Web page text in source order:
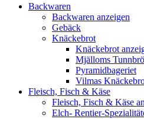
Backwaren
Backwaren anzeigen
Gebäck
Knäckebrot
Knäckebrot
Mjälloms
Pyramidbageriet
Vilmas
Fleisch, Fisch & Käse
Fleisch, Fisch & Käse
Elch- Rentier-